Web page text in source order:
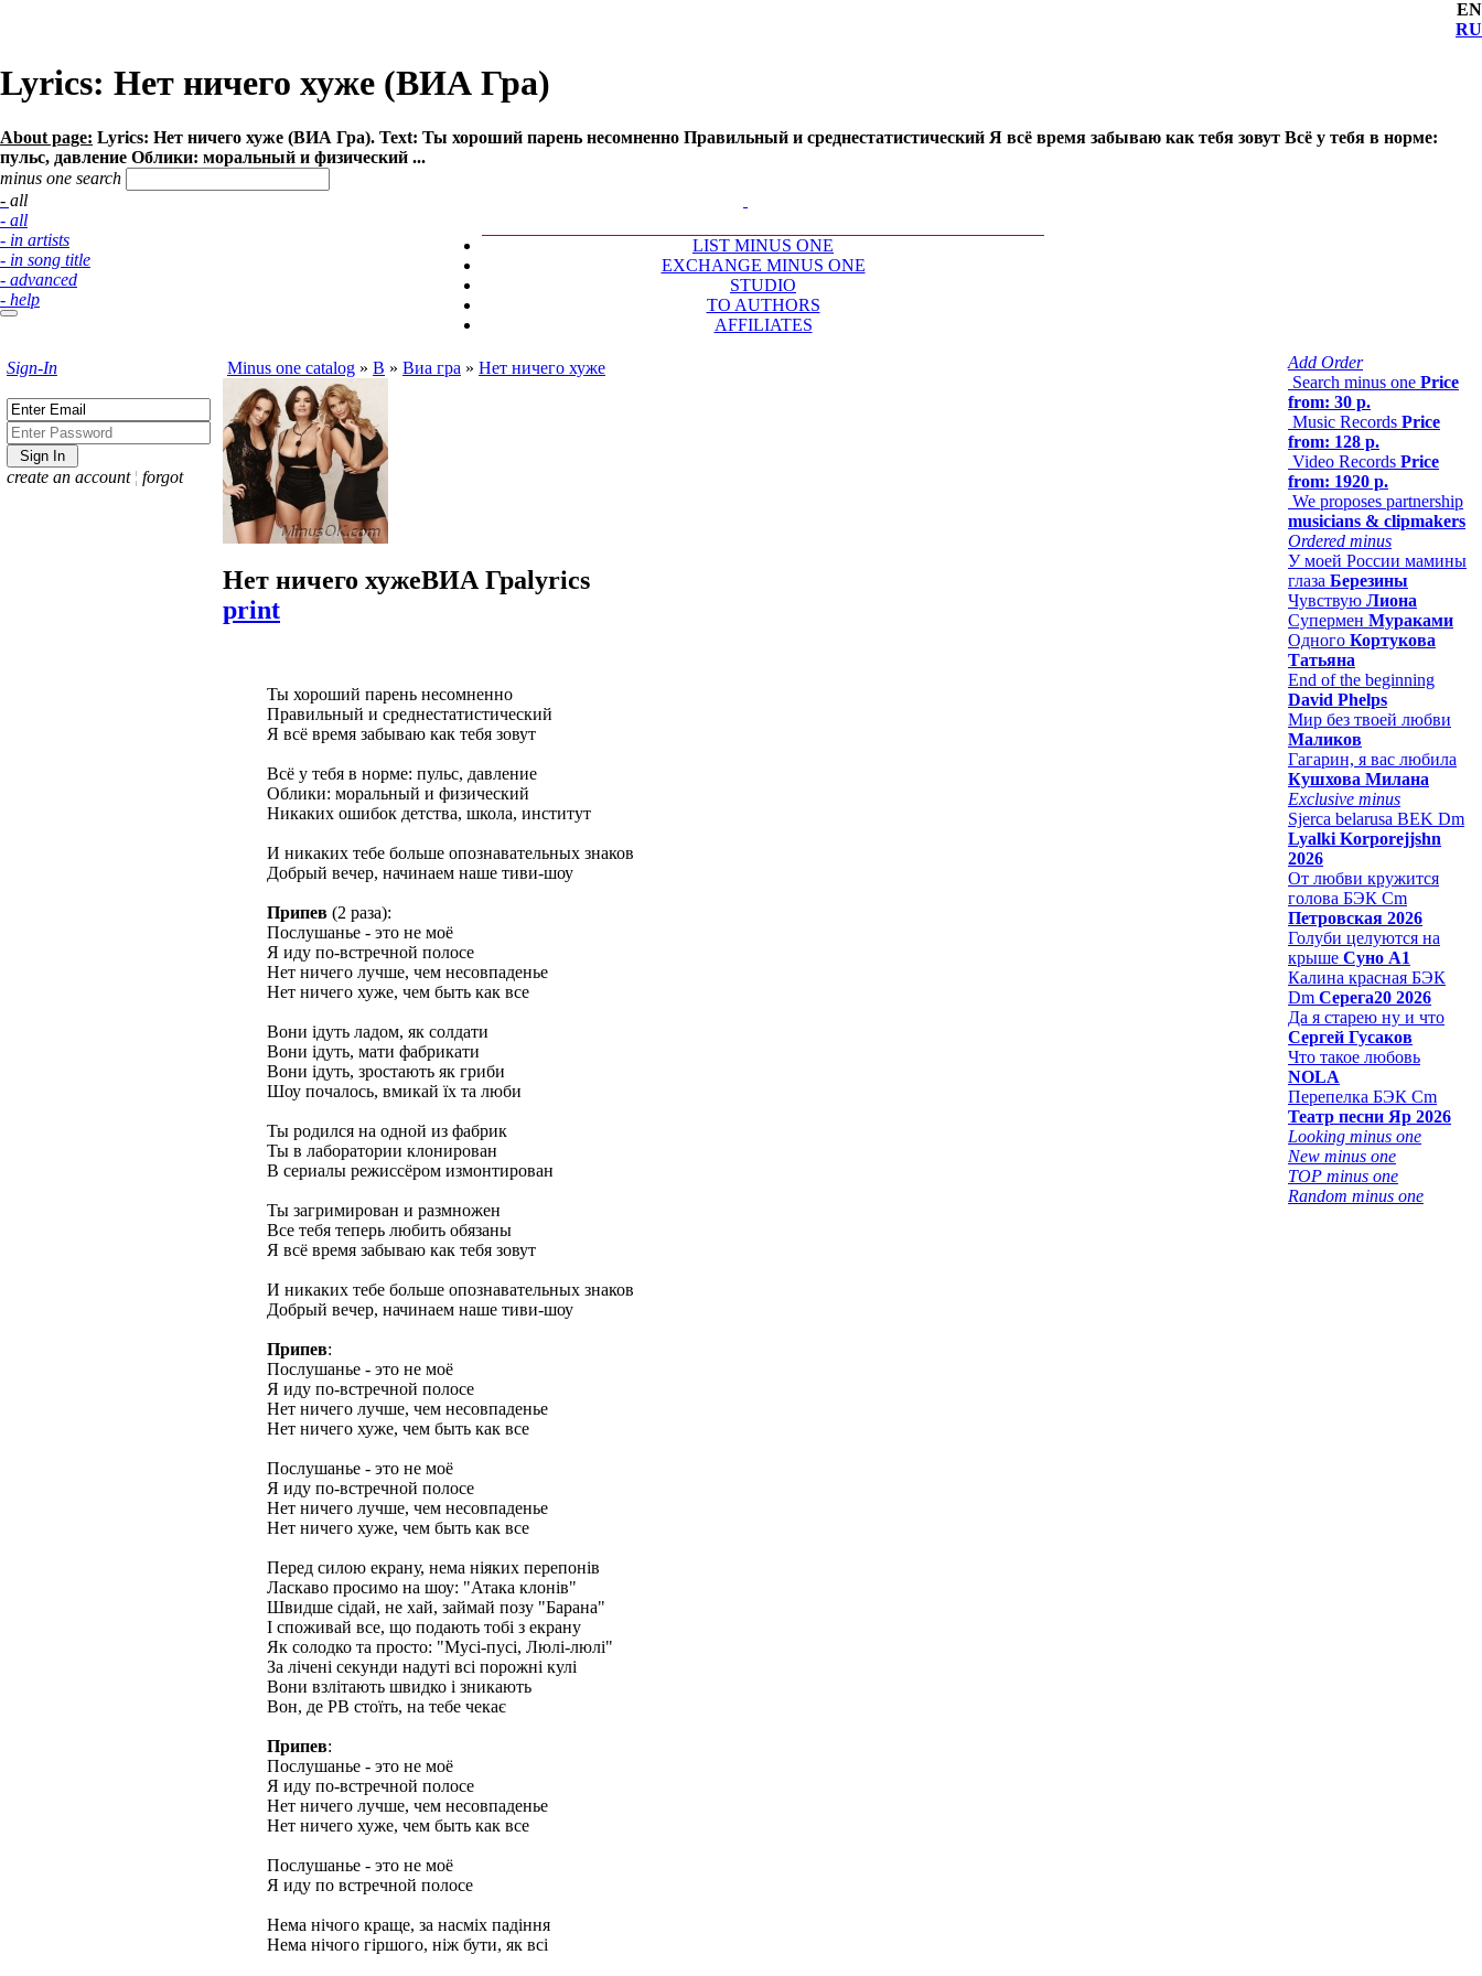
EN
RU
Lyrics: Нет ничего хуже (ВИА Гра)
About page: Lyrics: Нет ничего хуже (ВИА Гра). Text: Ты хороший парень несомненно Правильный и среднестатистический Я всё время забываю как тебя зовут Всё у тебя в норме:
пульс, давление Облики: моральный и физический ...
minus one search
- all
- all
- in artists
- in song title
- advanced
- help
LIST MINUS ONE
EXCHANGE MINUS ONE
STUDIO
TO AUTHORS
AFFILIATES
Sign-In
create an account ¦ forgot
Minus one catalog » В » Виа гра » Нет ничего хуже
Нет ничего хужеВИА Граlyrics
print
Ты хороший парень несомненно
Правильный и среднестатистический
Я всё время забываю как тебя зовут
Всё у тебя в норме: пульс, давление
Облики: моральный и физический
Никаких ошибок детства, школа, институт
И никаких тебе больше опознавательных знаков
Добрый вечер, начинаем наше тиви-шоу
Припев (2 раза):
Послушанье - это не моё
Я иду по-встречной полосе
Нет ничего лучше, чем несовпаденье
Нет ничего хуже, чем быть как все
Вони ідуть ладом, як солдати
Вони ідуть, мати фабрикати
Вони ідуть, зростають як гриби
Шоу почалось, вмикай їх та люби
Ты родился на одной из фабрик
Ты в лаборатории клонирован
В сериалы режиссёром измонтирован
Ты загримирован и размножен
Все тебя теперь любить обязаны
Я всё время забываю как тебя зовут
И никаких тебе больше опознавательных знаков
Добрый вечер, начинаем наше тиви-шоу
Припев:
Послушанье - это не моё
Я иду по-встречной полосе
Нет ничего лучше, чем несовпаденье
Нет ничего хуже, чем быть как все
Послушанье - это не моё
Я иду по-встречной полосе
Нет ничего лучше, чем несовпаденье
Нет ничего хуже, чем быть как все
Перед силою екрану, нема ніяких перепонів
Ласкаво просимо на шоу: "Атака клонів"
Швидше сідай, не хай, займай позу "Барана"
І споживай все, що подають тобі з екрану
Як солодко та просто: "Мусі-пусі, Люлі-люлі"
За лічені секунди надуті всі порожні кулі
Вони взлітають швидко і зникають
Вон, де РВ стоїть, на тебе чекає
Припев:
Послушанье - это не моё
Я иду по-встречной полосе
Нет ничего лучше, чем несовпаденье
Нет ничего хуже, чем быть как все
Послушанье - это не моё
Я иду по встречной полосе
Нема нічого краще, за насміх падіння
Нема нічого гіршого, ніж бути, як всі
Add Order
Search minus one Price
from: 30 р.
Music Records Price
from: 128 р.
Video Records Price
from: 1920 р.
We proposes partnership
musicians & clipmakers
Ordered minus
У моей России мамины
глаза Березины
Чувствую Лиона
Супермен Мураками
Одного Кортукова
Татьяна
End of the beginning
David Phelps
Мир без твоей любви
Маликов
Гагарин, я вас любила
Кушхова Милана
Exclusive minus
Sjerca belarusa BEK Dm
Lyalki Korporejjshn
2026
От любви кружится
голова БЭК Cm
Петровская 2026
Голуби целуются на
крыше Суно А1
Калина красная БЭК
Dm Серега20 2026
Да я старею ну и что
Сергей Гусаков
Что такое любовь
NOLA
Перепелка БЭК Cm
Театр песни Яр 2026
Looking minus one
New minus one
TOP minus one
Random minus one